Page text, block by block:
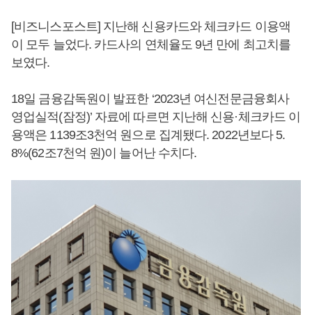
[비즈니스포스트] 지난해 신용카드와 체크카드 이용액
이 모두 늘었다. 카드사의 연체율도 9년 만에 최고치를
보였다.
18일 금융감독원이 발표한 ‘2023년 여신전문금융회사
영업실적(잠정)’ 자료에 따르면 지난해 신용·체크카드 이
용액은 1139조3천억 원으로 집계됐다. 2022년보다 5.
8%(62조7천억 원)이 늘어난 수치다.